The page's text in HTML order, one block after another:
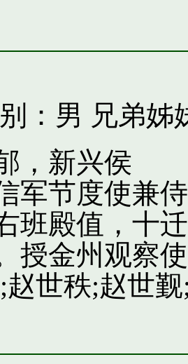
：男 兄弟姊
，新兴侯
军节度使兼
班殿值，十
授金州观察
世秩;赵世